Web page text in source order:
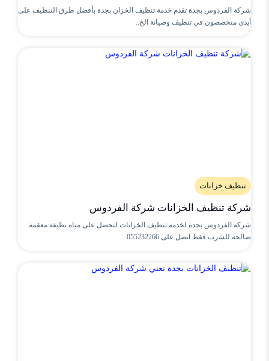
شركة الفردوس بجدة تقدم خدمة تنظيف الخزان بجدة بأفضل طرق التنظيف على
أيدي متخصصون في تنظيف وصيانة الخ..
تنظيف خزانات
شركة تنظيف الخزانات شركة الفردوس
شركة الفردوس بجدة لخدمة تنظيف الخزانات لتحصل على مياه نظيفة معقمة
صالحة للشرب فقط اتصل على 055232266..